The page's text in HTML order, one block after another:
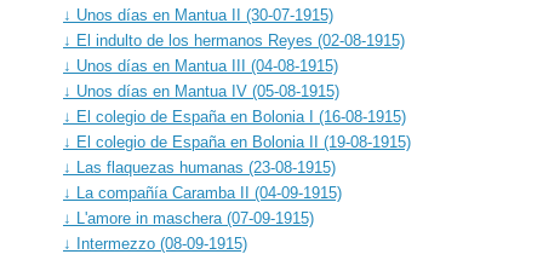
↓ Unos días en Mantua II (30-07-1915)
↓ El indulto de los hermanos Reyes (02-08-1915)
↓ Unos días en Mantua III (04-08-1915)
↓ Unos días en Mantua IV (05-08-1915)
↓ El colegio de España en Bolonia I (16-08-1915)
↓ El colegio de España en Bolonia II (19-08-1915)
↓ Las flaquezas humanas (23-08-1915)
↓ La compañía Caramba II (04-09-1915)
↓ L'amore in maschera (07-09-1915)
↓ Intermezzo (08-09-1915)